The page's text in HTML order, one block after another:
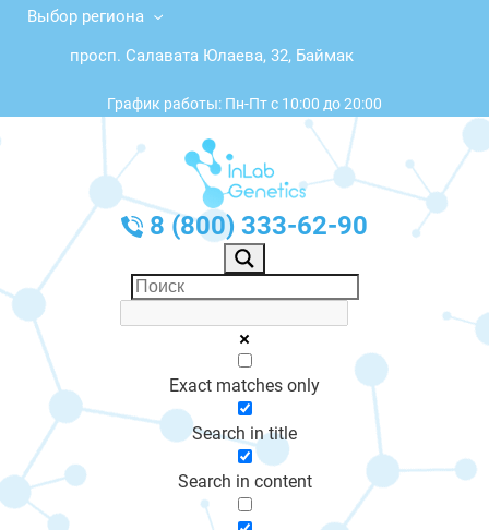
Выбор региона
просп. Салавата Юлаева, 32, Баймак
График работы: Пн-Пт с 10:00 до 20:00
8 (800) 333-62-90
Exact matches only
Search in title
Search in content